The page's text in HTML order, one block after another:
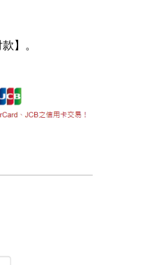
款 】 。